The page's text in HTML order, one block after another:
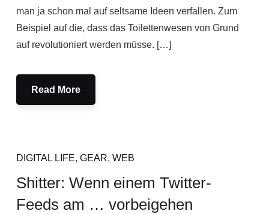
man ja schon mal auf seltsame Ideen verfallen. Zum
Beispiel auf die, dass das Toilettenwesen von Grund
auf revolutioniert werden müsse. […]
Read More
DIGITAL LIFE, GEAR, WEB
Shitter: Wenn einem Twitter-
Feeds am … vorbeigehen